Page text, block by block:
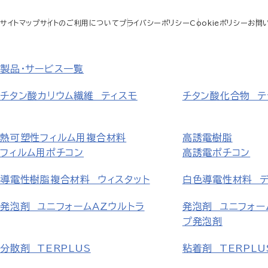
サイトマップサイトのご利用についてプライバシーポリシーCookieポリシーお問
製品・サービス一覧
チタン酸カリウム繊維 ティスモ チタン酸化合物 テ
熱可塑性フィルム用複合材料
フィルム用ポチコン
高誘電樹脂
高誘電ポチコン
導電性樹脂複合材料 ウィスタット 白色導電性材料
発泡剤 ユニフォームAZウルトラ
発泡剤 ユニフォー
プ発泡剤
分散剤 TERPLUS 粘着剤